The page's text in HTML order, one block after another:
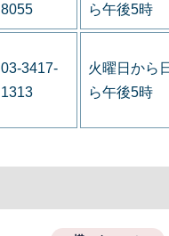
8055
ら午後5時
03-3417-
1313
火曜日から
ら午後5時